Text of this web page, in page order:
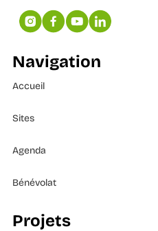
Navigation
Accueil
Sites
Agenda
Bénévolat
Projets